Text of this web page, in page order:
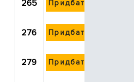
265 Придбати
276 Придбати
279 Придбати